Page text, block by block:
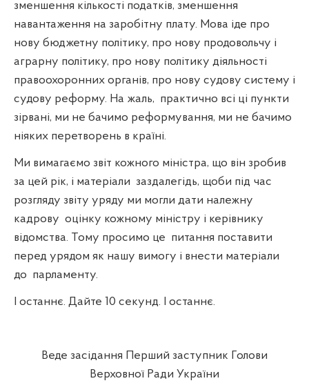
зменшення кількості податків, зменшення
навантаження на заробітну плату. Мова іде про
нову бюджетну політику, про нову продовольчу і
аграрну політику, про нову політику діяльності
правоохоронних органів, про нову судову систему і
судову реформу. На жаль, практично всі ці пункти
зірвані, ми не бачимо реформування, ми не бачимо
ніяких перетворень в країні.
Ми вимагаємо звіт кожного міністра, що він зробив
за цей рік, і матеріали заздалегідь, щоби під час
розгляду звіту уряду ми могли дати належну
кадрову оцінку кожному міністру і керівнику
відомства. Тому просимо це питання поставити
перед урядом як нашу вимогу і внести матеріали
до парламенту.
І останнє. Дайте 10 секунд. І останнє.
Веде засідання Перший заступник Голови
Верховної Ради України